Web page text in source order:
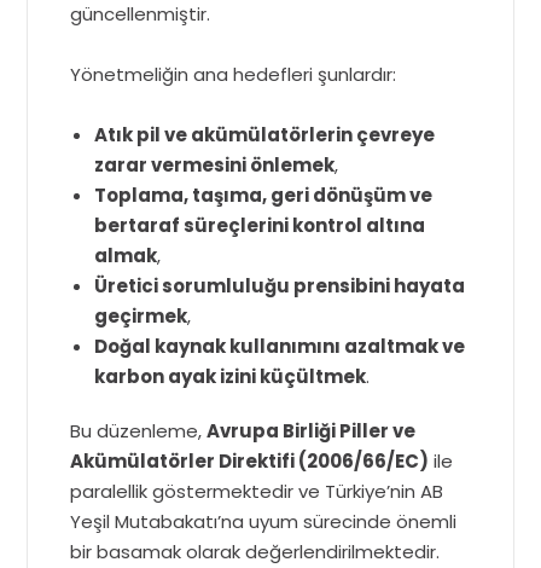
güncellenmiştir.
Yönetmeliğin ana hedefleri şunlardır:
Atık pil ve akümülatörlerin çevreye
zarar vermesini önlemek,
Toplama, taşıma, geri dönüşüm ve
bertaraf süreçlerini kontrol altına
almak,
Üretici sorumluluğu prensibini hayata
geçirmek,
Doğal kaynak kullanımını azaltmak ve
karbon ayak izini küçültmek.
Bu düzenleme,Avrupa Birliği Piller ve
Akümülatörler Direktifi (2006/66/EC) ile
paralellik göstermektedir ve Türkiye’nin AB
Yeşil Mutabakatı’na uyum sürecinde önemli
bir basamak olarak değerlendirilmektedir.